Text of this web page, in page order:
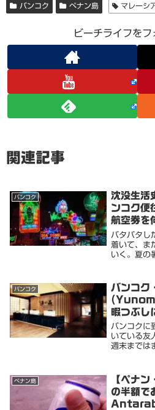
バンコク ペナン島 マレーシ
ビーチライフを
関連記事
バンコク
沈没生活
ンコク
航空券を
バタバタし
着いて、ま
いく。夏の
「人生ノー
ーで「ノー
バンコク
バンコク
暇つぶし
バンコクに
いている友
週末までは
算的に厳し
ホテルを利
ペナン島
【ペナ
の半額で